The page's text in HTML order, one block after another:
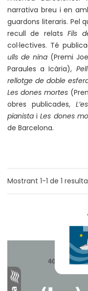
narrativa breu i en
guardons literaris. Pel
recull de relatsFils
col·lectives. Té
ulls de nina (Premi
Paraules a Icària),
rellotge de doble
Les dones mortes
obres publicades,
pianista iLes dones
de Barcelona.
Mostrant 1-1 de 1